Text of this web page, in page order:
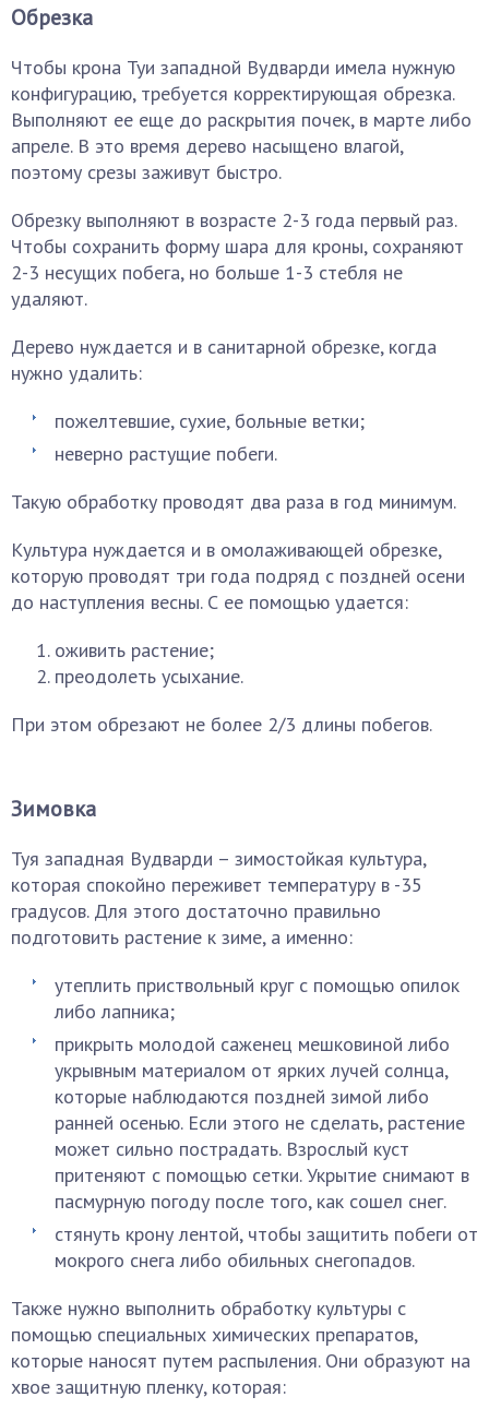
Обрезка
Чтобы крона Туи западной Вудварди имела нужную
конфигурацию, требуется корректирующая обрезка.
Выполняют ее еще до раскрытия почек, в марте либо
апреле. В это время дерево насыщено влагой,
поэтому срезы заживут быстро.
Обрезку выполняют в возрасте 2-3 года первый раз.
Чтобы сохранить форму шара для кроны, сохраняют
2-3 несущих побега, но больше 1-3 стебля не
удаляют.
Дерево нуждается и в санитарной обрезке, когда
нужно удалить:
пожелтевшие, сухие, больные ветки;
неверно растущие побеги.
Такую обработку проводят два раза в год минимум.
Культура нуждается и в омолаживающей обрезке,
которую проводят три года подряд с поздней осени
до наступления весны. С ее помощью удается:
оживить растение;
преодолеть усыхание.
При этом обрезают не более 2/3 длины побегов.
Зимовка
Туя западная Вудварди – зимостойкая культура,
которая спокойно переживет температуру в -35
градусов. Для этого достаточно правильно
подготовить растение к зиме, а именно:
утеплить приствольный круг с помощью опилок
либо лапника;
прикрыть молодой саженец мешковиной либо
укрывным материалом от ярких лучей солнца,
которые наблюдаются поздней зимой либо
ранней осенью. Если этого не сделать, растение
может сильно пострадать. Взрослый куст
притеняют с помощью сетки. Укрытие снимают в
пасмурную погоду после того, как сошел снег.
стянуть крону лентой, чтобы защитить побеги от
мокрого снега либо обильных снегопадов.
Также нужно выполнить обработку культуры с
помощью специальных химических препаратов,
которые наносят путем распыления. Они образуют на
хвое защитную пленку, которая: